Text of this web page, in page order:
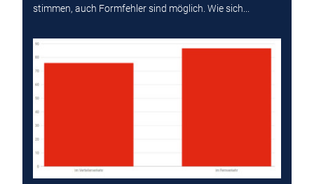
stimmen, auch Formfehler sind möglich. Wie sich...